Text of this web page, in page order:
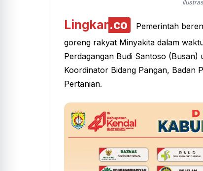
Lingkar.co
Pemerintah
goreng rakyat Minyakita dalam
Perdagangan Budi Santoso
Koordinator Bidang Pangan, Badan
Pertanian.